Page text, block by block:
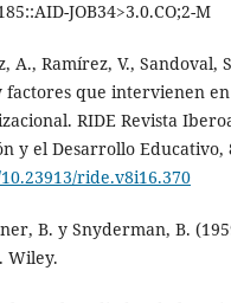
JOB34>3.0.CO;2-M
A., Ramírez, V., Sandoval,
factores que intervienen
RIDE Revista
y el Desarrollo Educativo,
ride.v8i16.370
B. y Snyderman, B.
Wiley.